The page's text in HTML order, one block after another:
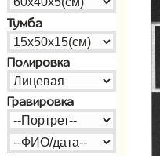
Тумба
Полировка
Гравировка